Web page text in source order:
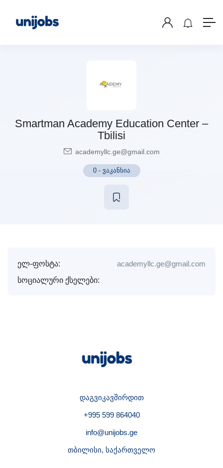
Smartman Academy Education Center –
Tbilisi
academyllc.ge@gmail.com
0- ვაკანსია
ელ-ფოსტა:
academyllc.ge@gmail.com
სოციალური ქსელები:
დაგვიკავშირდით
+995 599 864040
info@unijobs.ge
თბილისი, საქართველო